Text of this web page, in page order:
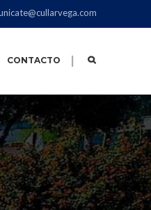
CONTACTO |